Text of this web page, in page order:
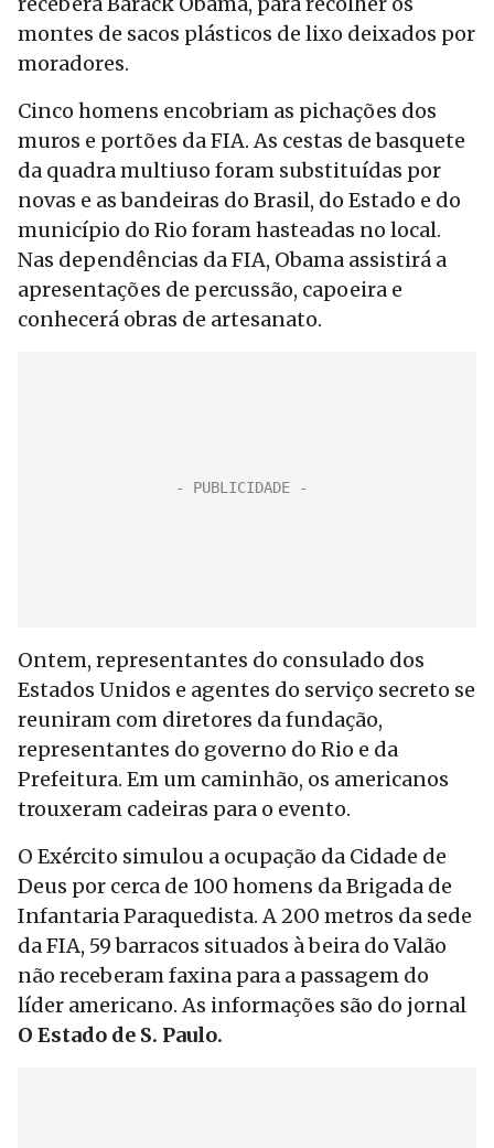
montes de sacos plásticos de lixo deixados por
moradores.
Cinco homens encobriam as pichações dos
muros e portões da FIA. As cestas de basquete
da quadra multiuso foram substituídas por
novas e as bandeiras do Brasil, do Estado e do
município do Rio foram hasteadas no local.
Nas dependências da FIA, Obama assistirá a
apresentações de percussão, capoeira e
conhecerá obras de artesanato.
Ontem, representantes do consulado dos
Estados Unidos e agentes do serviço secreto se
reuniram com diretores da fundação,
representantes do governo do Rio e da
Prefeitura. Em um caminhão, os americanos
trouxeram cadeiras para o evento.
O Exército simulou a ocupação da Cidade de
Deus por cerca de 100 homens da Brigada de
Infantaria Paraquedista. A 200 metros da sede
da FIA, 59 barracos situados à beira do Valão
não receberam faxina para a passagem do
líder americano. As informações são do jornal
O Estado de S. Paulo.